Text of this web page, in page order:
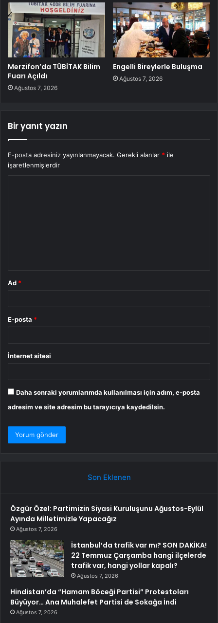
Merzifon’da TÜBİTAK Bilim
Fuarı Açıldı
Ağustos 7, 2026
Engelli Bireylerle Buluşma
Ağustos 7, 2026
Bir yanıt yazın
E-posta adresiniz yayınlanmayacak. Gerekli alanlar * ile
işaretlenmişlerdir
Ad *
E-posta *
İnternet sitesi
Daha sonraki yorumlarımda kullanılması için adım, e-posta
adresim ve site adresim bu tarayıcıya kaydedilsin.
Son Eklenen
Özgür Özel: Partimizin Siyasi Kuruluşunu Ağustos-Eylül
Ayında Milletimizle Yapacağız
Ağustos 7, 2026
İstanbul’da trafik var mı? SON DAKİKA!
22 Temmuz Çarşamba hangi ilçelerde
trafik var, hangi yollar kapalı?
Ağustos 7, 2026
Hindistan’da “Hamam Böceği Partisi” Protestoları
Büyüyor… Ana Muhalefet Partisi de Sokağa İndi
Ağustos 7, 2026